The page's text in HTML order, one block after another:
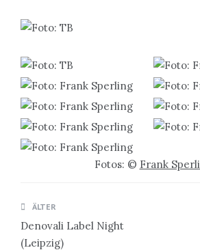
Fotos: © Frank
Beitragsnavigation
ÄLTER
Denovali Label Night
(Leipzig)